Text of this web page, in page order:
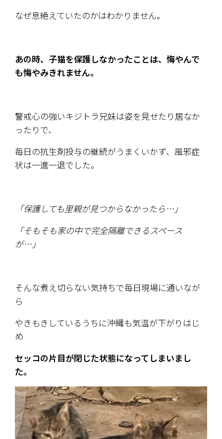
なぜ息絶えていたのかはわかりません。
あの時、子猫を保護しなかったことは、悔やんで
も悔やみきれません。
警戒心の強いキジトラ兄妹は姿を見せたり居なか
ったりで、
毎日の抗生剤投与の継続がうまくいかず、風邪症
状は一進一退でした。
「保護しても里親が見つからなかったら…」
「そもそも家の中で完全隔離できるスペース
が…」
そんな煮え切らない気持ちで毎日現場に通いなが
ら
やきもきしているうちに沖縄も気温が下がりはじ
め
セッコの片目が閉じた状態になってしまいまし
た。